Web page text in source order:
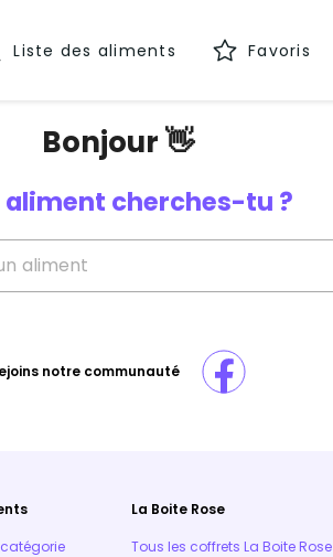
Liste des aliments Favoris
Bonjour 👋
aliment cherches-tu ?
notre communauté
La Boite Rose
Tous les coffrets La Boite Rose